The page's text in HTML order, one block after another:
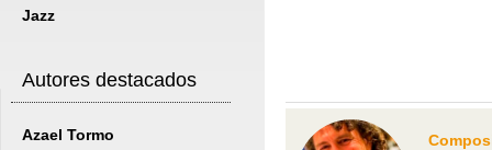
Jazz
Autores destacados
Azael Tormo